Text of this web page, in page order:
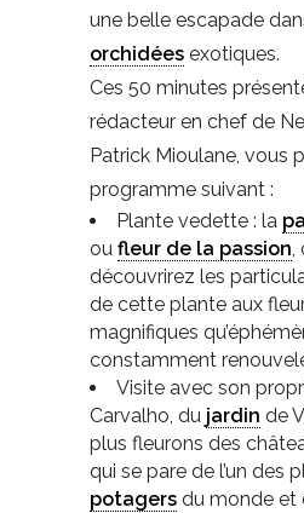
une belle escapade
orchidées exotiques.
Ces 50 minutes
rédacteur en chef de
Patrick Mioulane, vous
programme suivant :
Plante vedette : la
ou fleur de la passion,
découvrirez les
de cette plante aux
magnifiques
constamment
Visite avec son
Carvalho, du jardin de
plus fleurons des
qui se pare de l’un des
potagers du monde et